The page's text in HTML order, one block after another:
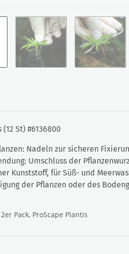
St) #6136800
Nadeln zur sicheren
Umschluss der
Kunststoff, für Süß- und
der Pflanzen oder des
Pack, ProScape Plantis